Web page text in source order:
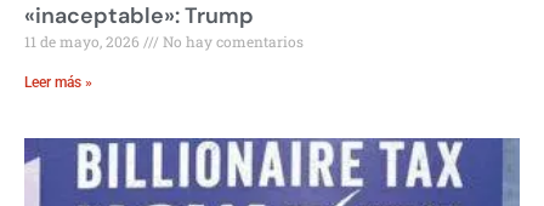
«inaceptable»: Trump
11 de mayo, 2026 No hay comentarios
Leer más »